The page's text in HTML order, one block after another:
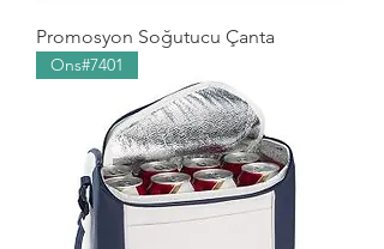
Promosyon Soğutucu Çanta
Ons#7401